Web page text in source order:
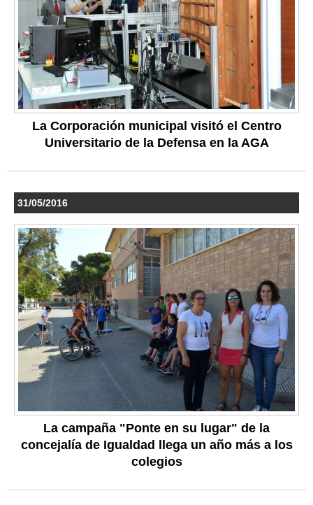
La Corporación municipal visitó el Centro
Universitario de la Defensa en la AGA
31/05/2016
La campaña "Ponte en su lugar" de la
concejalía de Igualdad llega un año más a los
colegios